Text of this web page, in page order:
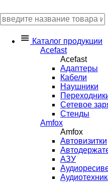
Каталог продукции
Acefast
Acefast
Адаптеры
Кабели
Наушники
Сетевое
Стенды
Amfox
Amfox
Автовизитки
АЗУ